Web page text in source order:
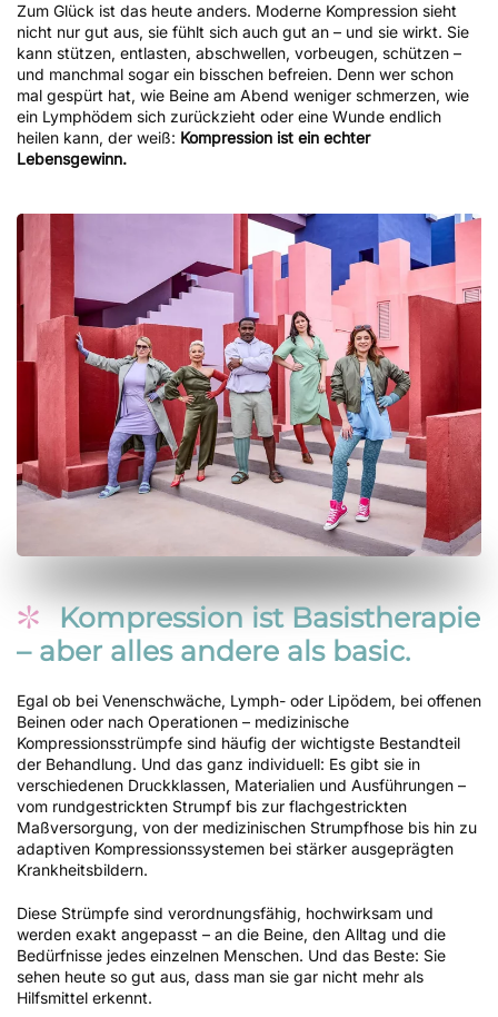
Zum Glück ist das heute anders. Moderne Kompression sieht
nicht nur gut aus, sie fühlt sich auch gut an – und sie wirkt. Sie
kann stützen, entlasten, abschwellen, vorbeugen, schützen –
und manchmal sogar ein bisschen befreien. Denn wer schon
mal gespürt hat, wie Beine am Abend weniger schmerzen, wie
ein Lymphödem sich zurückzieht oder eine Wunde endlich
heilen kann, der weiß: Kompression ist ein echter
Lebensgewinn.
Kompression ist Basistherapie
– aber alles andere als basic.
Egal ob bei Venenschwäche, Lymph- oder Lipödem, bei offenen
Beinen oder nach Operationen – medizinische
Kompressionsstrümpfe sind häufig der wichtigste Bestandteil
der Behandlung. Und das ganz individuell: Es gibt sie in
verschiedenen Druckklassen, Materialien und Ausführungen –
vom rundgestrickten Strumpf bis zur flachgestrickten
Maßversorgung, von der medizinischen Strumpfhose bis hin zu
adaptiven Kompressionssystemen bei stärker ausgeprägten
Krankheitsbildern.
Diese Strümpfe sind verordnungsfähig, hochwirksam und
werden exakt angepasst – an die Beine, den Alltag und die
Bedürfnisse jedes einzelnen Menschen. Und das Beste: Sie
sehen heute so gut aus, dass man sie gar nicht mehr als
Hilfsmittel erkennt.